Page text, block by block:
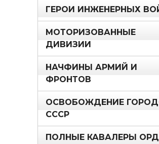
ГЕРОИ ИНЖЕНЕРНЫХ
МОТОРИЗОВАННЫЕ
ДИВИЗИИ
НАЧФИНЫ АРМИЙ И
ФРОНТОВ
ОСВОБОЖДЕНИЕ
СССР
ПОЛНЫЕ КАВАЛЕРЫ